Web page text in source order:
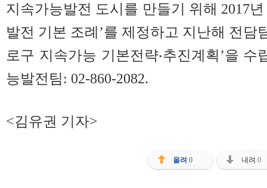
지속가능발전 도시를 만들기 위해 2017
발전 기본 조례’를 제정하고 지난해 전담
로구 지속가능 기본전략‧추진계획’을 수
능발전팀: 02-860-2082.
<김유권 기자>
올려 0 내려 0